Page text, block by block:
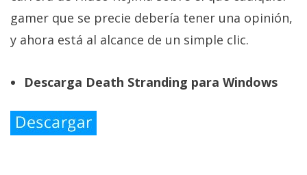
gamer que se precie debería tener una opinión,
y ahora está al alcance de un simple clic.
Descarga Death Stranding para Windows